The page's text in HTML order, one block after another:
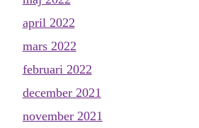
april 2022
mars 2022
februari 2022
december 2021
november 2021